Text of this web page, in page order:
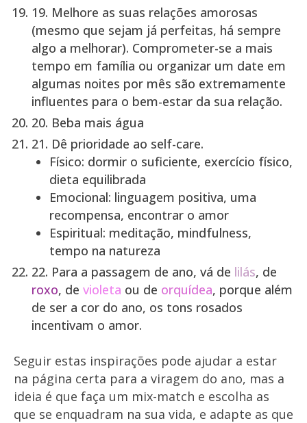
19. Melhore as suas relações amorosas
(mesmo que sejam já perfeitas, há sempre
algo a melhorar). Comprometer-se a mais
tempo em família ou organizar um date em
algumas noites por mês são extremamente
influentes para o bem-estar da sua relação.
20. Beba mais água
21. Dê prioridade ao self-care.
Físico: dormir o suficiente, exercício físico,
dieta equilibrada
Emocional: linguagem positiva, uma
recompensa, encontrar o amor
Espiritual: meditação, mindfulness,
tempo na natureza
22. Para a passagem de ano, vá de lilás, de
roxo, de violeta ou de orquídea, porque além
de ser a cor do ano, os tons rosados
incentivam o amor.
Seguir estas inspirações pode ajudar a estar
na página certa para a viragem do ano, mas a
ideia é que faça um mix-match e escolha as
que se enquadram na sua vida, e adapte as que